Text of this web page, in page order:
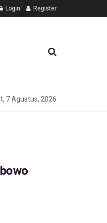
Login Register
7 Agustus, 2026